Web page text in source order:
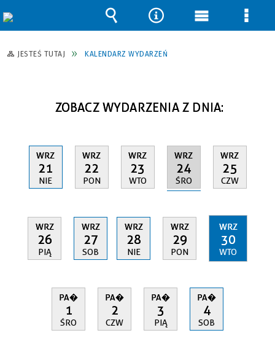
JESTEŚ TUTAJ KALENDARZ WYDARZEŃ
ZOBACZ WYDARZENIA Z DNIA:
WRZ
21
NIE
WRZ
22
PON
WRZ
23
WTO
WRZ
24
ŚRO
WRZ
25
CZW
WRZ
26
PIĄ
WRZ
27
SOB
WRZ
28
NIE
WRZ
29
PON
WRZ
30
WTO
PA�
1
ŚRO
PA�
2
CZW
PA�
3
PIĄ
PA�
4
SOB
Wyszukiwarka
Narzędzia
Menu Menu